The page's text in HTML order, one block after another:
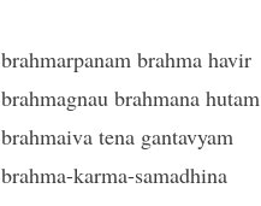
brahmarpanam brahma havir
brahmagnau brahmana hutam
brahmaiva tena gantavyam
brahma-karma-samadhina